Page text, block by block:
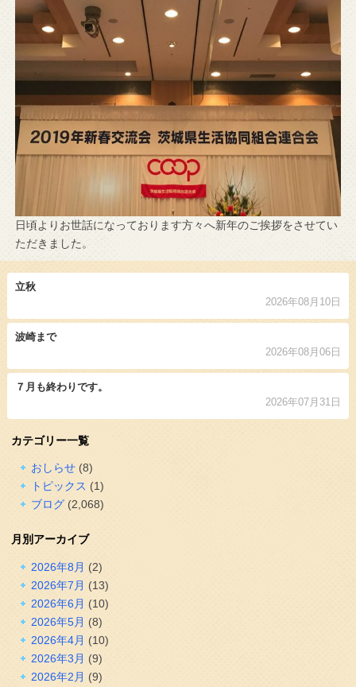
日頃よりお世話になっております方々へ新年のご挨拶をさせてい
ただきました。
立秋
2026年08月10日
波崎まで
2026年08月06日
７月も終わりです。
2026年07月31日
カテゴリー一覧
おしらせ(8)
トピックス (1)
ブログ(2,068)
月別アーカイブ
2026年8月 (2)
2026年7月 (13)
2026年6月 (10)
2026年5月 (8)
2026年4月 (10)
2026年3月 (9)
2026年2月 (9)